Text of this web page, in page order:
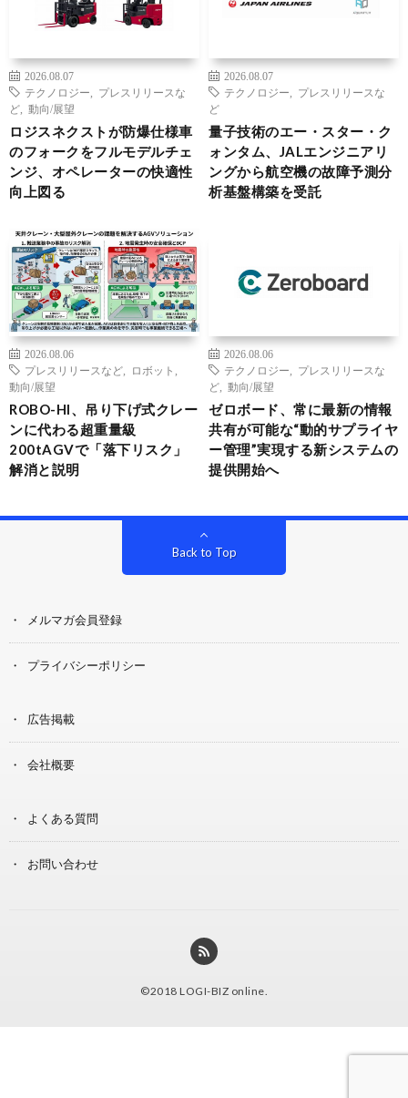
2026.08.07
テクノロジー
プレスリリースな
ど
動向/展望
ロジスネクストが防爆仕様車
のフォークをフルモデルチェ
ンジ、オペレーターの快適性
向上図る
2026.08.07
テクノロジー
プレスリリースな
ど
量子技術のエー・スター・ク
ォンタム、JALエンジニアリ
ングから航空機の故障予測分
析基盤構築を受託
2026.08.06
プレスリリースなど
ロボット
動向/展望
ROBO-HI、吊り下げ式クレー
ンに代わる超重量級
200tAGVで「落下リスク」
解消と説明
2026.08.06
テクノロジー
プレスリリースな
ど
動向/展望
ゼロボード、常に最新の情報
共有が可能な“動的サプライヤ
ー管理”実現する新システムの
提供開始へ
Back to Top
メルマガ会員登録
プライバシーポリシー
広告掲載
会社概要
よくある質問
お問い合わせ
©2018 LOGI-BIZ online